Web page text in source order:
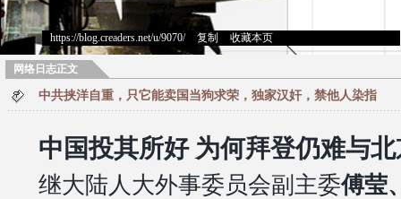
https://blog.creaders.net/u/9070/> 复制 收藏本页
网络日志正文
中共挟洋自重，只它能卖国当狗求荣，独家汉奸，禁他人染指
中国投其所好 为何拜登仍难与
继大陆人大外事委员会副主委傅莹